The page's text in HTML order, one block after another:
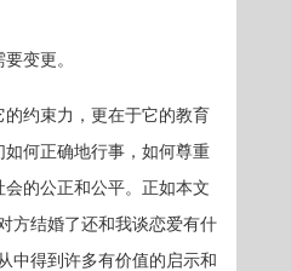
变更。
约束力，更在于它的教育
何正确地行事，如何尊重
的公正和公平。正如本文
方结婚了还和我谈恋爱有什
中得到许多有价值的启示和